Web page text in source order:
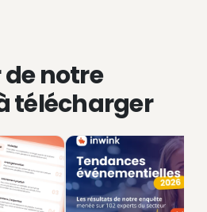
de notre
télécharger